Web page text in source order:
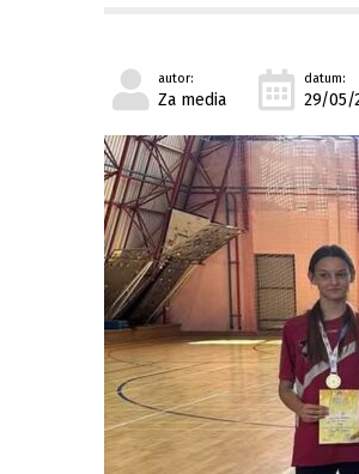
autor:
Za media
datum:
29/05/